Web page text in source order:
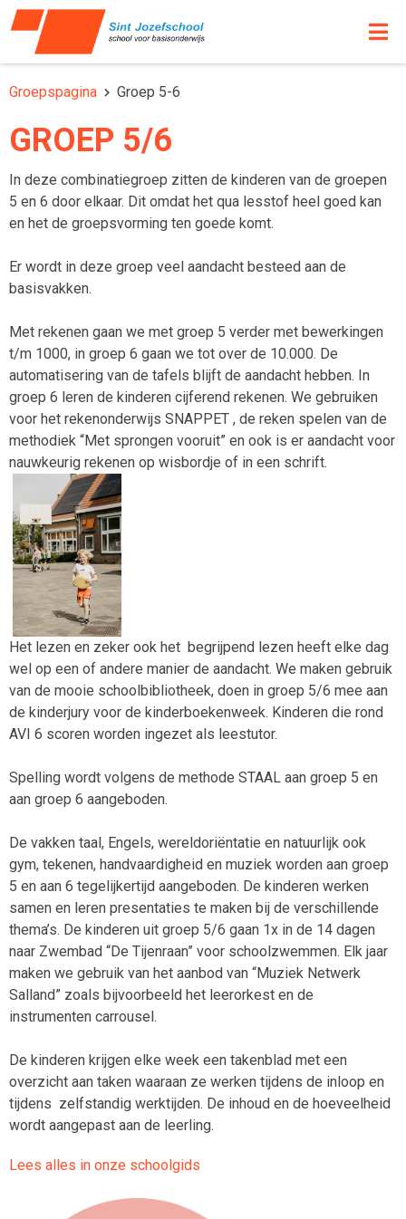
Groepspagina Groep 5-6
GROEP 5/6
In deze combinatiegroep zitten de kinderen van de groepen
5 en 6 door elkaar. Dit omdat het qua lesstof heel goed kan
en het de groepsvorming ten goede komt.
Er wordt in deze groep veel aandacht besteed aan de
basisvakken.
Met rekenen gaan we met groep 5 verder met bewerkingen
t/m 1000, in groep 6 gaan we tot over de 10.000. De
automatisering van de tafels blijft de aandacht hebben. In
groep 6 leren de kinderen cijferend rekenen. We gebruiken
voor het rekenonderwijs SNAPPET , de reken spelen van de
methodiek “Met sprongen vooruit” en ook is er aandacht voor
nauwkeurig rekenen op wisbordje of in een schrift.
Het lezen en zeker ook het begrijpend lezen heeft elke dag
wel op een of andere manier de aandacht. We maken gebruik
van de mooie schoolbibliotheek, doen in groep 5/6 mee aan
de kinderjury voor de kinderboekenweek. Kinderen die rond
AVI 6 scoren worden ingezet als leestutor.
Spelling wordt volgens de methode STAAL aan groep 5 en
aan groep 6 aangeboden.
De vakken taal, Engels, wereldoriëntatie en natuurlijk ook
gym, tekenen, handvaardigheid en muziek worden aan groep
5 en aan 6 tegelijkertijd aangeboden. De kinderen werken
samen en leren presentaties te maken bij de verschillende
thema’s. De kinderen uit groep 5/6 gaan 1x in de 14 dagen
naar Zwembad “De Tijenraan” voor schoolzwemmen. Elk jaar
maken we gebruik van het aanbod van “Muziek Netwerk
Salland” zoals bijvoorbeeld het leerorkest en de
instrumenten carrousel.
De kinderen krijgen elke week een takenblad met een
overzicht aan taken waaraan ze werken tijdens de inloop en
tijdens zelfstandig werktijden. De inhoud en de hoeveelheid
wordt aangepast aan de leerling.
Lees alles in onze schoolgids